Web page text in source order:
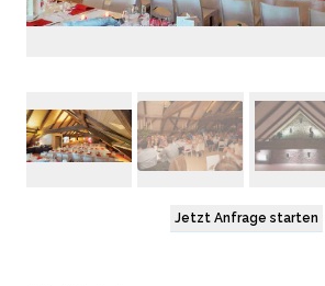
Jetzt Anfrage starten